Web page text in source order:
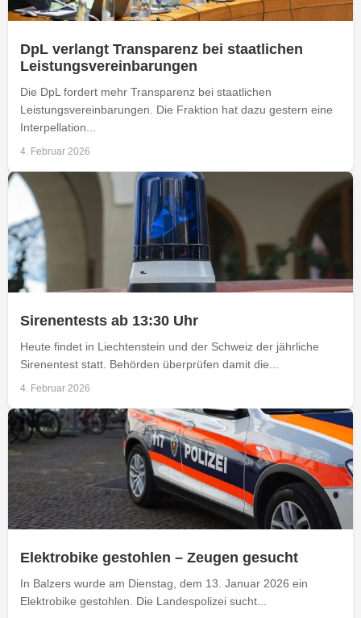
DpL verlangt Transparenz bei staatlichen
Leistungsvereinbarungen
Die DpL fordert mehr Transparenz bei staatlichen
Leistungsvereinbarungen. Die Fraktion hat dazu gestern eine
Interpellation...
4. Februar 2026
Sirenentests ab 13:30 Uhr
Heute findet in Liechtenstein und der Schweiz der jährliche
Sirenentest statt. Behörden überprüfen damit die...
4. Februar 2026
Elektrobike gestohlen – Zeugen gesucht
In Balzers wurde am Dienstag, dem 13. Januar 2026 ein
Elektrobike gestohlen. Die Landespolizei sucht...